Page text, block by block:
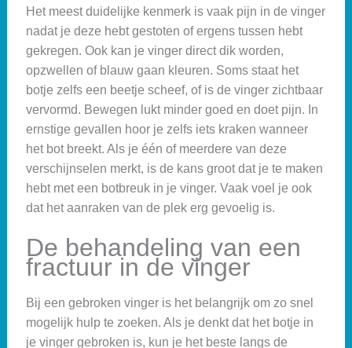
Het meest duidelijke kenmerk is vaak pijn in de vinger
nadat je deze hebt gestoten of ergens tussen hebt
gekregen. Ook kan je vinger direct dik worden,
opzwellen of blauw gaan kleuren. Soms staat het
botje zelfs een beetje scheef, of is de vinger zichtbaar
vervormd. Bewegen lukt minder goed en doet pijn. In
ernstige gevallen hoor je zelfs iets kraken wanneer
het bot breekt. Als je één of meerdere van deze
verschijnselen merkt, is de kans groot dat je te maken
hebt met een botbreuk in je vinger. Vaak voel je ook
dat het aanraken van de plek erg gevoelig is.
De behandeling van een
fractuur in de vinger
Bij een gebroken vinger is het belangrijk om zo snel
mogelijk hulp te zoeken. Als je denkt dat het botje in
je vinger gebroken is, kun je het beste langs de